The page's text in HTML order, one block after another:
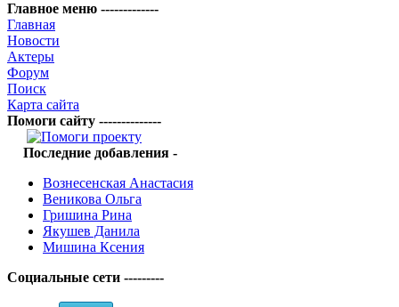
Главное меню -------------
Главная
Новости
Актеры
Форум
Поиск
Карта сайта
Помоги сайту --------------
Последние добавления -
Вознесенская Анастасия
Веникова Ольга
Гришина Рина
Якушев Данила
Мишина Ксения
Социальные сети ---------